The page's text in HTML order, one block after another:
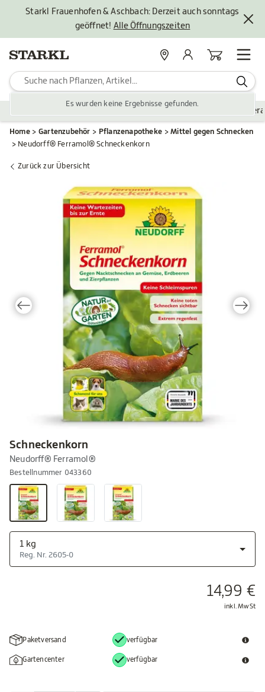
Starkl Frauenhofen & Aschbach: Derzeit auch sonntags
geöffnet! Alle Öffnungszeiten
Es wurden keine Ergebnisse gefunden.
StandorteMein KontoWarenkorb
Zubehör Gartengestaltung
Home Gartenzubehör Pflanzenapotheke
Mittel gegen Schnecken
Neudorff® Ferramol® Schneckenkorn
Zurück zur Übersicht
Schneckenkorn
Neudorff® Ferramol®
Bestellnummer 043360
1 kg
Reg. Nr. 2605-0
14,99 €
inkl. MwSt
Paketversand verfügbar
Gartencenter verfügbar